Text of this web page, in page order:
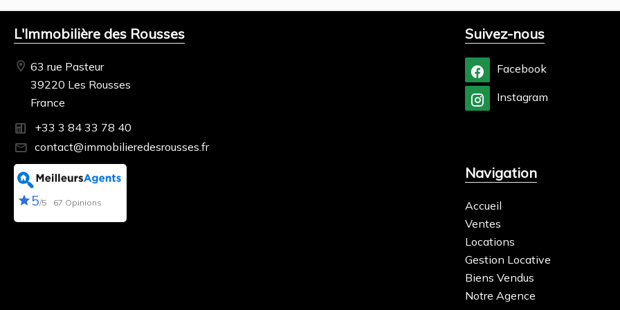
L'Immobilière des Rousses
63 rue Pasteur
39220 Les Rousses
France
+33 3 84 33 78 40
contact@immobilieredesrousses.fr
Suivez-nous
Facebook
Instagram
Navigation
Accueil
Ventes
Locations
Gestion Locative
Biens Vendus
Notre Agence
5/5 67 Opinions